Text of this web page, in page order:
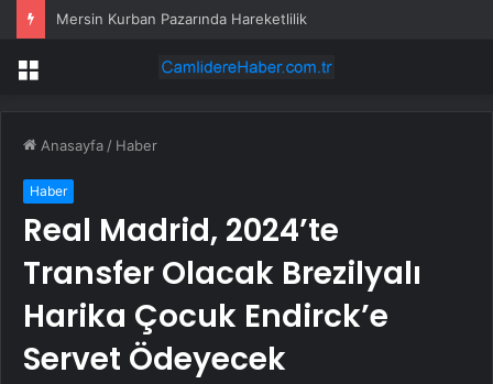
Çorlu’da cam silerken düşen kadın hayatını kaybetti
Menü
Anasayfa / Haber
Haber
Real Madrid, 2024’te
Transfer Olacak Brezilyalı
Harika Çocuk Endirck’e
Servet Ödeyecek